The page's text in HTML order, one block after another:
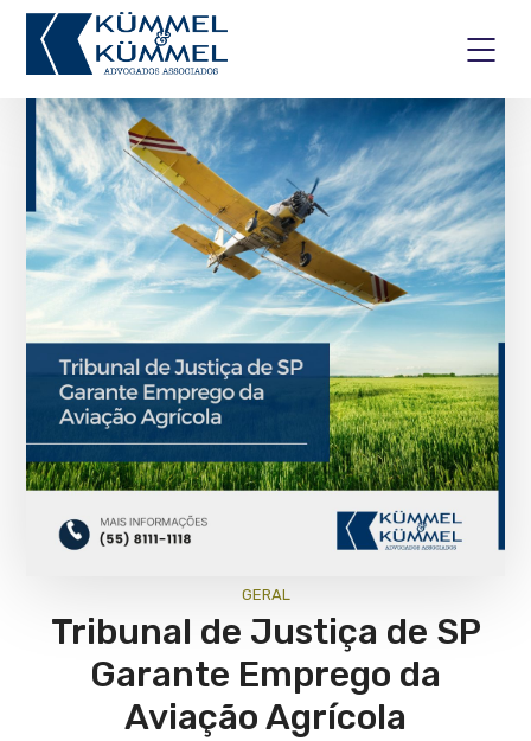
GERAL
Tribunal de Justiça de SP
Garante Emprego da
Aviação Agrícola